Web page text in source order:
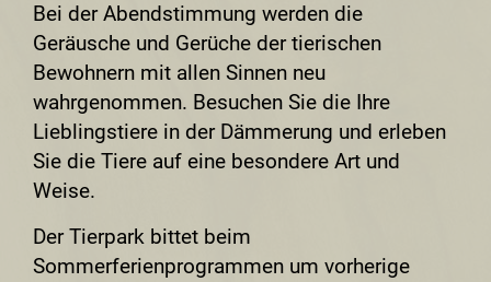
Bei der Abendstimmung werden die
Geräusche und Gerüche der tierischen
Bewohnern mit allen Sinnen neu
wahrgenommen. Besuchen Sie die Ihre
Lieblingstiere in der Dämmerung und erleben
Sie die Tiere auf eine besondere Art und
Weise.
Der Tierpark bittet beim
Sommerferienprogrammen um vorherige